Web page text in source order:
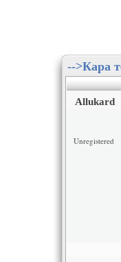
-->Кара
Allukard
Unregistered